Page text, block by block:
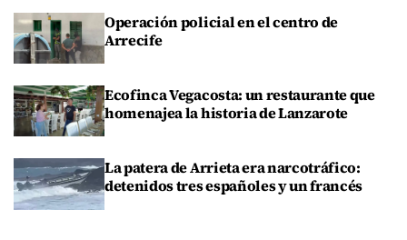
Operación policial en el centro de
Arrecife
Ecofinca Vegacosta: un restaurante que
homenajea la historia de Lanzarote
La patera de Arrieta era narcotráfico:
detenidos tres españoles y un francés